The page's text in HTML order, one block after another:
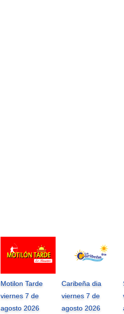
Motilon Tarde
viernes 7 de
agosto 2026
Caribeña dia
viernes 7 de
agosto 2026